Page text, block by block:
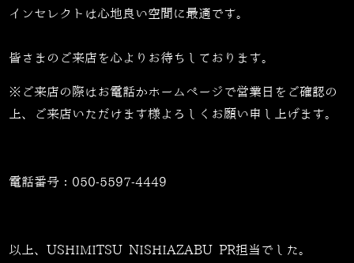
インセレクトは心地良い空間に最適です。
皆さまのご来店を心よりお待ちしております。
※ご来店の際はお電話かホームページで営業日をご確認の
上、ご来店いただけます様よろしくお願い申し上げます。
電話番号： 050-5597-4449
以上、USHIMITSU NISHIAZABU PR担当でした。